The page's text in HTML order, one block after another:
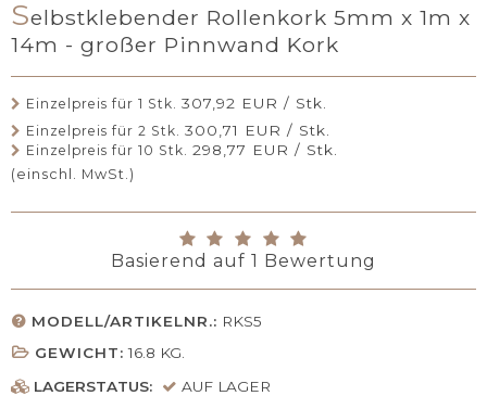
Selbstklebender Rollenkork 5mm x 1m x
14m - großer Pinnwand Kork
Einzelpreis für 1 Stk. 307,92 EUR / Stk.
Einzelpreis für 2 Stk. 300,71 EUR / Stk.
Einzelpreis für 10 Stk. 298,77 EUR / Stk.
(einschl. MwSt.)
Basierend auf 1 Bewertung
MODELL/ARTIKELNR.: RKS5
GEWICHT: 16.8 KG.
LAGERSTATUS:
AUF LAGER